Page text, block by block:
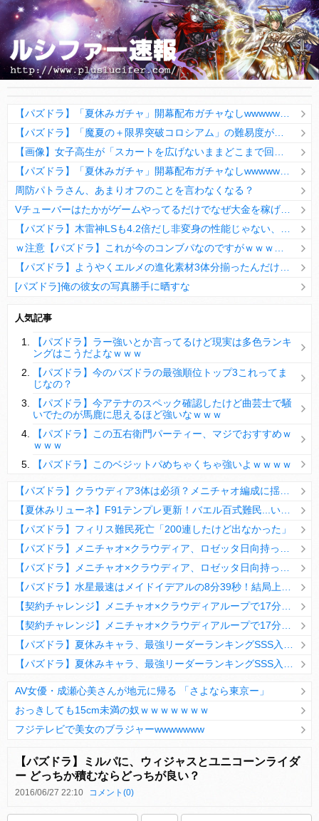
周防パトラさん、あまりオフのことを言わなくなる？
[パズドラ]俺の彼女の写真勝手に晒すな
【パズドラ】陣とか覚醒大小の方がええやろか？
ＤｅＮＡ山崎憲晴 左膝靭帯の手術を無事に終了
Powered by livedoor 相互RSS
人気記事
【パズドラ】ラー強いとか言ってるけど現実は多色ランキ
ングはこうだよなｗｗｗ
【パズドラ】今のパズドラの最強順位トップ3これってま
じなの？
【パズドラ】今アテナのスペック確認したけど曲芸士で騒
いでたのが馬鹿に思えるほど強いなｗｗｗ
【パズドラ】この五右衛門パーティー、マジでおすすめｗ
ｗｗｗ
【パズドラ】このベジットパめちゃくちゃ強いよｗｗｗｗ
【パズドラ】フィリス難民死亡「200連したけど出なかった」
Powered by livedoor 相互RSS
AV女優・成瀬心美さんが地元に帰る 「さよなら東京ー」
おっきしても15cm未満の奴ｗｗｗｗｗｗｗ
フジテレビで美女のブラジャーwwwwwww
【パズドラ】ミルパに、ウィジャスとユニコーンライダ
ー どっちか積むならどっちが良い？
2016/06/27 22:10 コメント(0)